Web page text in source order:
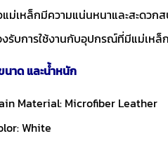
ม่เหล็กมีความแน่นหนาและสะดวกส
รับการใช้งานกับอุปกรณ์ที่มีแม่เหล็
นาด และน้ำหนัก
Material: Microfiber Leather
White